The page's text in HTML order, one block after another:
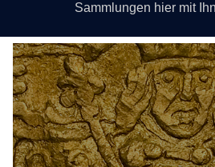
Sammlungen hier mit